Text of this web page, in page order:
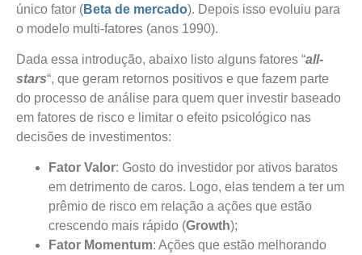
único fator (Beta de mercado). Depois isso evoluiu para
o modelo multi-fatores (anos 1990).
Dada essa introdução, abaixo listo alguns fatores “all-
stars“, que geram retornos positivos e que fazem parte
do processo de análise para quem quer investir baseado
em fatores de risco e limitar o efeito psicológico nas
decisões de investimentos:
Fator Valor: Gosto do investidor por ativos baratos
em detrimento de caros. Logo, elas tendem a ter um
prêmio de risco em relação a ações que estão
crescendo mais rápido (Growth);
Fator Momentum: Ações que estão melhorando